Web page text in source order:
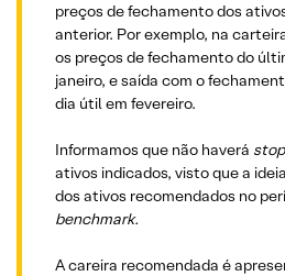
preços de fechamento dos
anterior. Por exemplo, na
os preços de fechamento do
janeiro, e saída com o
dia útil em fevereiro.
Informamos que não haverá
ativos indicados, visto que a
dos ativos recomendados no
benchmark.
A careira recomendada é